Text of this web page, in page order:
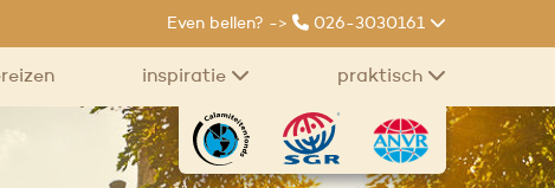
Even bellen? -> 026-3030161
inspiratie praktisch